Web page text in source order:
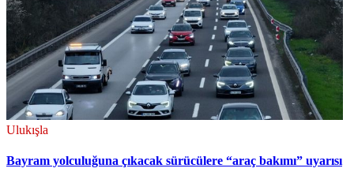
Ulukışla
Bayram yolculuğuna çıkacak sürücülere “araç bakımı” uyarısı